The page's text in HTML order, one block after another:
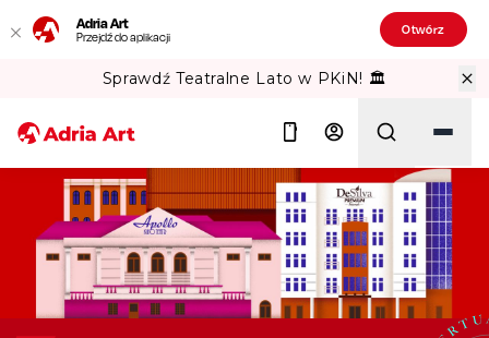
Adria Art
Przejdź do aplikacji Otwórz
Sprawdź Teatralne Lato w PKiN! 🏛️
Szukaj